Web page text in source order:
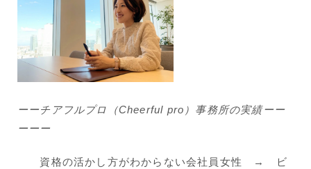
ーーチアフルプロ（Cheerful pro）事務所の実績ーー
ーーー
資格の活かし方がわからない会社員女性 → ビ